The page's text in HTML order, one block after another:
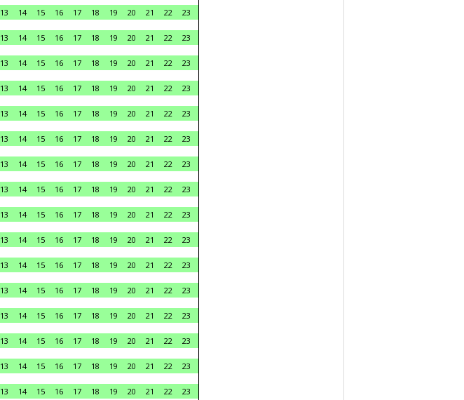
13 14 15 16 17 18 19 20 21 22
23
13 14 15 16 17 18 19 20 21 22
23
13 14 15 16 17 18 19 20 21 22
23
13 14 15 16 17 18 19 20 21 22
23
13 14 15 16 17 18 19 20 21 22
23
13 14 15 16 17 18 19 20 21 22
23
13 14 15 16 17 18 19 20 21 22
23
13 14 15 16 17 18 19 20 21 22
23
13 14 15 16 17 18 19 20 21 22
23
13 14 15 16 17 18 19 20 21 22
23
13 14 15 16 17 18 19 20 21 22
23
13 14 15 16 17 18 19 20 21 22
23
13 14 15 16 17 18 19 20 21 22
23
13 14 15 16 17 18 19 20 21 22
23
13 14 15 16 17 18 19 20 21 22
23
13 14 15 16 17 18 19 20 21 22
23